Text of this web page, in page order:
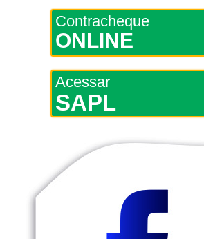
Contracheque
ONLINE
Acessar
SAPL